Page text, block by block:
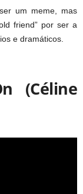
um meme, mas
friend” por ser a
e dramáticos.
(Céline